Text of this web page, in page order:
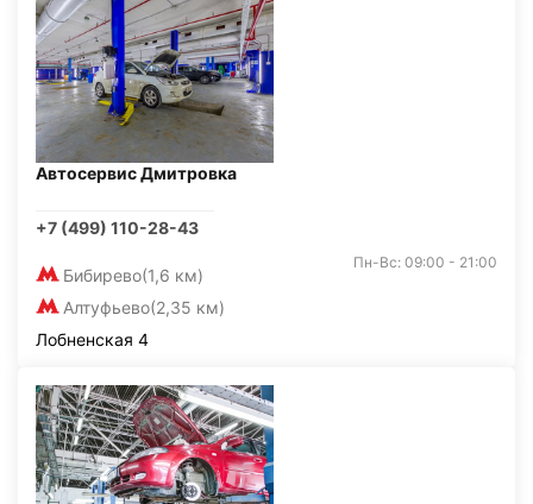
Автосервис Дмитровка
+7 (499) 110-28-43
Бибирево(1,6 км)
Алтуфьево(2,35 км)
Пн-Вс: 09:00 - 21:00
Лобненская 4